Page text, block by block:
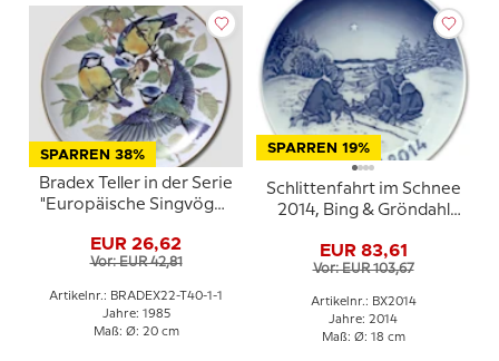
SPARREN 38%
Bradex Teller in der Serie
"Europäische Singvögel"
EUR 26,62
Vor: EUR 42,81
Artikelnr.: BRADEX22-T40-1-1
Jahre: 1985
Maß: Ø: 20 cm
SPARREN 19%
Schlittenfahrt im Schnee
2014, Bing & Gröndahl
EUR 83,61
Vor: EUR 103,67
Artikelnr.: BX2014
Jahre: 2014
Maß: Ø: 18 cm